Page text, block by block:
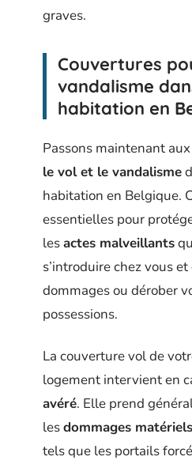
graves.
Couvertures
vandalisme
habitation en
Passons maintenant aux
le vol et le vandalisme
habitation en Belgique.
essentielles pour
lesactes malveillants
s’introduire chez vous
dommages ou dérober
possessions.
La couverture vol de
logement intervient en
avéré. Elle prend
lesdommages matériels
tels que les portails